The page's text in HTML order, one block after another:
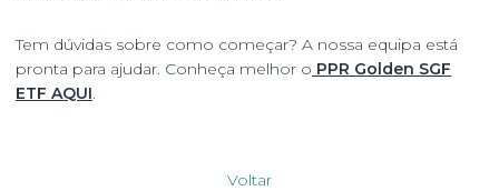
Tem dúvidas sobre como começar? A nossa equipa está
pronta para ajudar. Conheça melhor o PPR Golden SGF
ETF AQUI
Voltar